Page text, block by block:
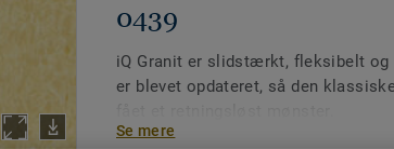
0439
iQ Granit er slidstærkt, fleksibelt
er blevet opdateret, så den
Se mere